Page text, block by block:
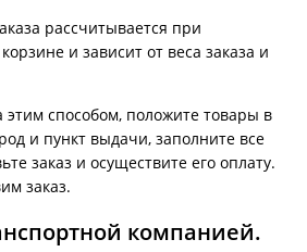
рассчитывается при
и зависит от веса заказа и
этим способом, положите товары в
и пункт выдачи, заполните все
заказ и осуществите его оплату.
заказ.
компанией.